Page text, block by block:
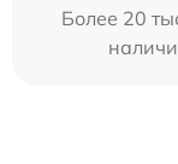
Более 20